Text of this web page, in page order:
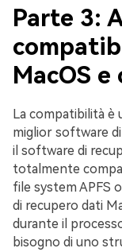
Parte 3:
MacOS
La compatibilità è
miglior software
il software di
totalmente
file system APFS
di recupero dati
durante il
bisogno di uno